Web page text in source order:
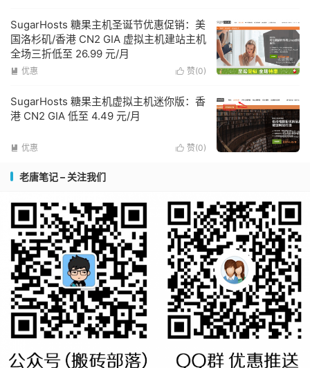
SugarHosts 糖果主机圣诞节优惠促销：美
国洛杉矶/香港 CN2 GIA 虚拟主机建站主机
全场三折低至 26.99 元/月
 赞(0)
 优惠
SugarHosts 糖果主机虚拟主机迷你版：香
港 CN2 GIA 低至 4.49 元/月
 赞(0)
 优惠
老唐笔记 – 关注我们